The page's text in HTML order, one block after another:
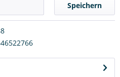
Speichern